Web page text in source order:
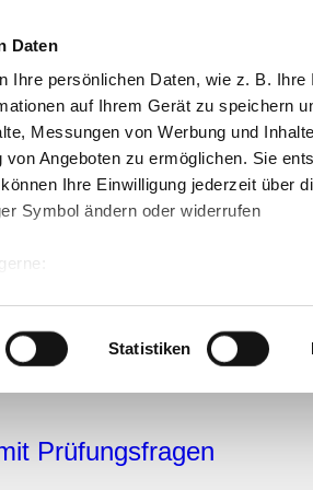
Daten
Ihre persönlichen Daten, wie z. B.
auf Ihrem Gerät zu speichern
Messungen von Werbung und
Angeboten zu ermöglichen. Sie
Ihre Einwilligung jederzeit über
Symbol ändern oder widerrufen
bestimmten Merkmalen
Daten verarbeitet werden, und
zu personalisieren, Funktionen
Statistiken
-Politik -Pädagogik
-So navigiert man
braucht Werbung
Prüfungsfragen